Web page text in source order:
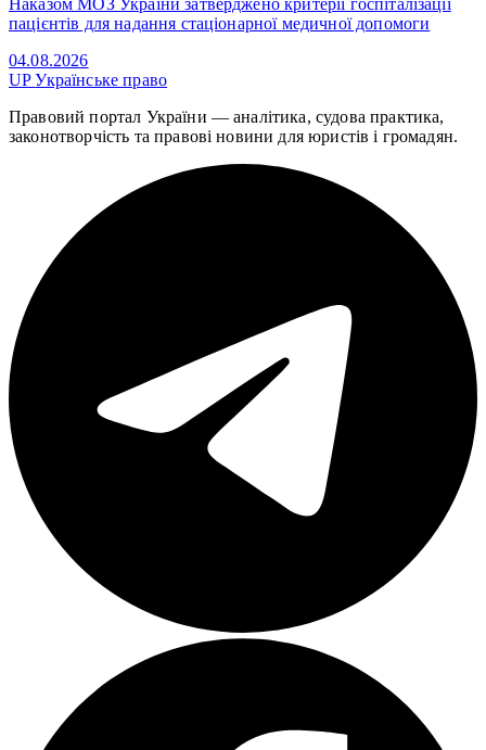
пацієнтів для надання стаціонарної медичної допомоги
04.08.2026
UPУкраїнське право
Правовий портал України — аналітика, судова практика,
законотворчість та правові новини для юристів і громадян.